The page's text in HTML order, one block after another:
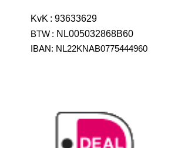
KvK : 93633629
BTW : NL005032868B60
IBAN: NL22KNAB0775444960